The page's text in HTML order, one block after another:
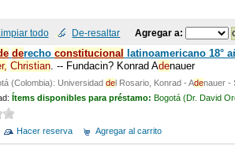
todo De-resaltar Agregar a:
derecho constitucional latinoamericano 18°
Christian. -- Fundacin? Konrad Adenauer
(Colombia): Universidad del Rosario, Konrad - Adenauer -
Ítems disponibles para préstamo: Bogotá (Dr. David
Hacer reserva Agregar al carrito